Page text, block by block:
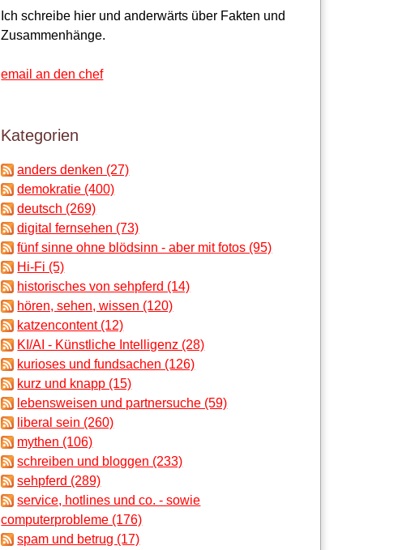
Ich schreibe hier und anderwärts über Fakten und
Zusammenhänge.
email an den chef
Kategorien
anders denken (27)
demokratie (400)
deutsch (269)
digital fernsehen (73)
fünf sinne ohne blödsinn - aber mit fotos (95)
Hi-Fi (5)
historisches von sehpferd (14)
hören, sehen, wissen (120)
katzencontent (12)
KI/AI - Künstliche Intelligenz (28)
kurioses und fundsachen (126)
kurz und knapp (15)
lebensweisen und partnersuche (59)
liberal sein (260)
mythen (106)
schreiben und bloggen (233)
sehpferd (289)
service, hotlines und co. - sowie
computerprobleme (176)
spam und betrug (17)